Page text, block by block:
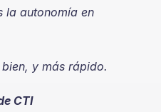
la autonomía en
y más rápido.
CTI